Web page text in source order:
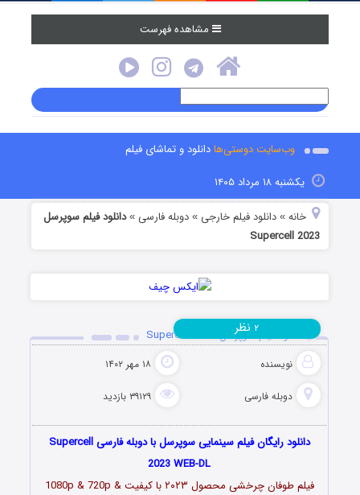
مشاهده فهرست
وب‌سایت دوستی‌هادانلود و تماشای فیلم
یکشنبه ۱۸ مرداد ۱۴۰۵
خانه »دانلود فیلم خارجی »دوبله فارسی »دانلود فیلم سوپرسل
Supercell 2023
دانلود فیلم سوپرسل Supercell 2023
نویسنده ۱۸ مهر ۱۴۰۲
دوبله فارسی ۳۹۱۲۹ بازدید
۲ نظر
دانلود رایگان فیلم سینمایی سوپرسل با دوبله فارسی Supercell
2023 WEB-DL
فیلمطوفان چرخشی محصول ۲۰۲۳
با کیفیت 1080p & 720p &